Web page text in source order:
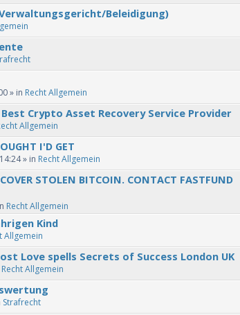
Beleidigung)
» in Recht Allgemein
Best Crypto Asset Recovery Service Provider
Allgemein
I'D GET
» in Recht Allgemein
STOLEN BITCOIN. CONTACT FASTFUND
Recht Allgemein
Kind
Allgemein
Love spells Secrets of Success London UK
Recht Allgemein
Strafrecht